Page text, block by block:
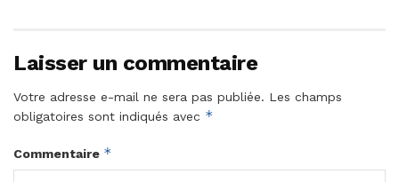
Laisser un commentaire
Votre adresse e-mail ne sera pas publiée. Les champs
obligatoires sont indiqués avec *
Commentaire *